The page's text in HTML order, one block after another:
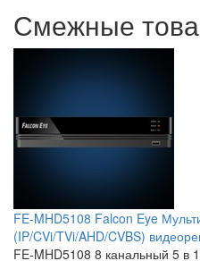
Смежные
FE-MHD5108 Falcon Eye
(IP/CVi/TVi/AHD/CVBS)
FE-MHD5108 8 канальный 5 в